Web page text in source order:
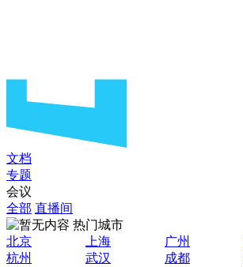
文档
专题
会议
全部 直播间
热门城市
北京
上海 广州
杭州
武汉 成都